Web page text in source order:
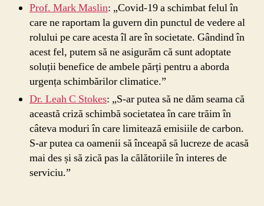
Prof. Mark Maslin: „Covid-19 a schimbat felul în
care ne raportam la guvern din punctul de vedere al
rolului pe care acesta îl are în societate. Gândind în
acest fel, putem să ne asigurăm că sunt adoptate
soluții benefice de ambele părți pentru a aborda
urgența schimbărilor climatice.”
Dr. Leah C Stokes: „S-ar putea să ne dăm seama că
această criză schimbă societatea în care trăim în
câteva moduri în care limitează emisiile de carbon.
S-ar putea ca oamenii să înceapă să lucreze de acasă
mai des și să zică pas la călătoriile în interes de
serviciu.”